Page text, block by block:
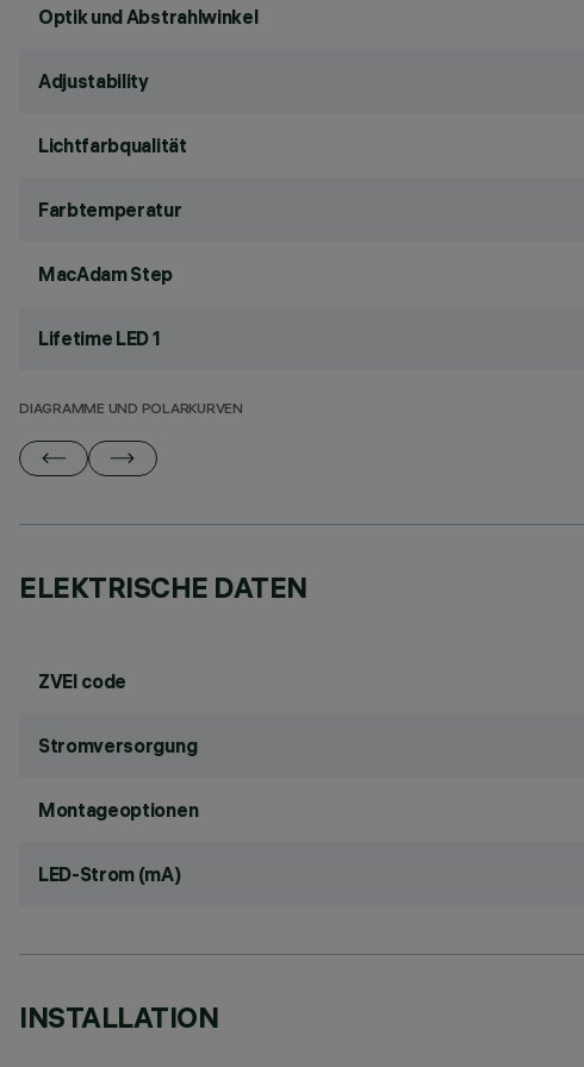
Optik und Abstrahlwinkel
Adjustability
Lichtfarbqualität
Farbtemperatur
MacAdam Step
Lifetime LED 1
DIAGRAMME UND POLARKURVEN
ELEKTRISCHE DATEN
ZVEI code
Stromversorgung
Montageoptionen
LED-Strom (mA)
INSTALLATION